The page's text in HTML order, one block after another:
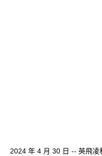
2024 年 4 月 30 日 -- 英飛凌